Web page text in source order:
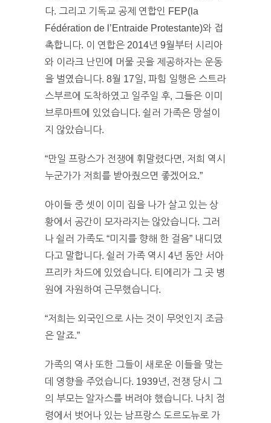
다. 그리고 기독교 공제 연합인 FEP(la
Fédération de l’Entraide Protestante)와 접
촉합니다. 이 연합은 2014년 9월부터 시리아
와 이라크 난민에 머물 곳을 제공하자는 운동
을 벌였습니다. 8월 17일, 파힘 일행은 스트라
스부르에 도착하였고 일주일 후, 그들은 이미
브루마트에 있었습니다. 쉴러 가족은 망설이
지 않았습니다.
“만일 프랑스가 전쟁에 휘말렸다면, 저희 역시
누군가가 저희를 받아줬으면 좋겠어요.”
아이들 중 셋이 이미 집을 나가 살고 있는 상
황에서 공간이 모자라지는 않았습니다. 그러
나 쉴러 가족도 “미지를 향해 한 걸음” 내디뎠
다고 말합니다. 쉴러 가족 역시 4년 동안 서아
프리카 차드에 있었습니다. 티에리가 그 곳 병
원에 자원하여 근무했습니다.
“저희는 외국인으로 사는 것이 무엇인지 조금
은 알죠.”
가족의 역사 또한 그들이 새로운 이들을 맞는
데 영향을 주었습니다. 1939년, 전쟁 당시 그
의 부모는 알자스를 버려야 했습니다. 나치 점
령에서 벗어나 있는 남프랑스 도르도뉴로 가